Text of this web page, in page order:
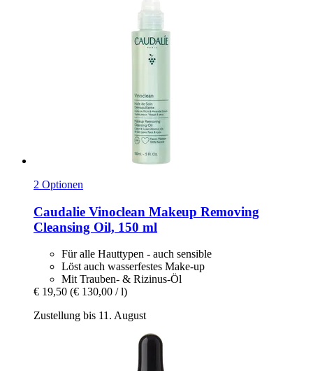
2 Optionen
Caudalie Vinoclean Makeup Removing
Cleansing Oil, 150 ml
Für alle Hauttypen - auch sensible
Löst auch wasserfestes Make-up
Mit Trauben- & Rizinus-Öl
€ 19,50 (€ 130,00 / l)
Zustellung bis 11. August